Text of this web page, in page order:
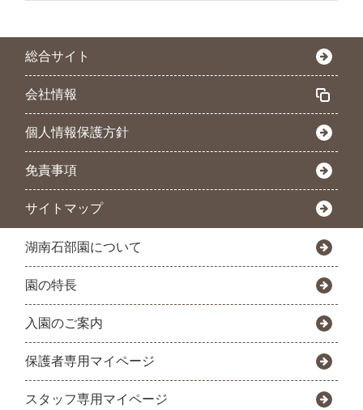
総合サイト
会社情報
個人情報保護方針
免責事項
サイトマップ
湖南石部園について
園の特長
入園のご案内
保護者専用マイページ
スタッフ専用マイページ